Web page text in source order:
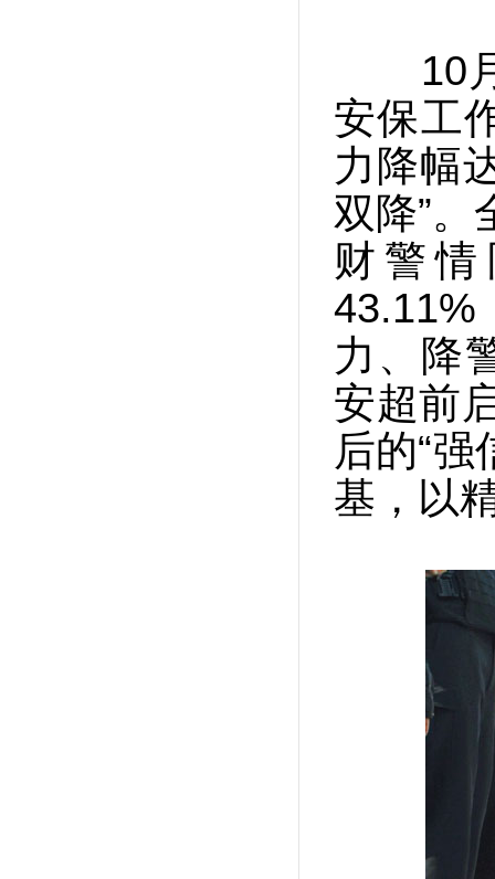
10月1
安保工
力降幅
双降”。
财警
力、降
安超前
后的“
基，以